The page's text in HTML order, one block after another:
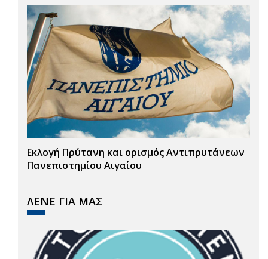
Εκλογή Πρύτανη και ορισμός Αντιπρυτάνεων
Πανεπιστημίου Αιγαίου
ΛΕΝΕ ΓΙΑ ΜΑΣ